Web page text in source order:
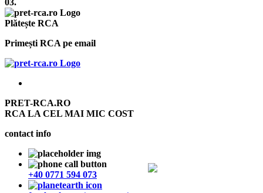
Plătește RCA
Primești RCA pe email
PRET-RCA.RO
RCA LA CEL MAI MIC COST
contact info
+40 0771 594 073